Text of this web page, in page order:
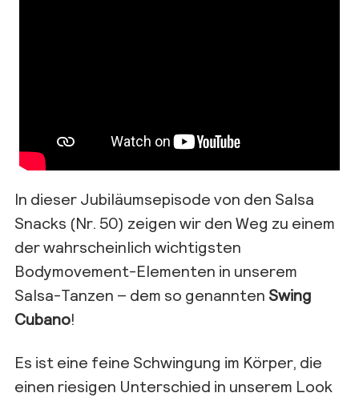
In dieser Jubiläumsepisode von den Salsa
Snacks (Nr. 50) zeigen wir den Weg zu einem
der wahrscheinlich wichtigsten
Bodymovement-Elementen in unserem
Salsa-Tanzen – dem so genannten Swing
Cubano!
Es ist eine feine Schwingung im Körper, die
einen riesigen Unterschied in unserem Look